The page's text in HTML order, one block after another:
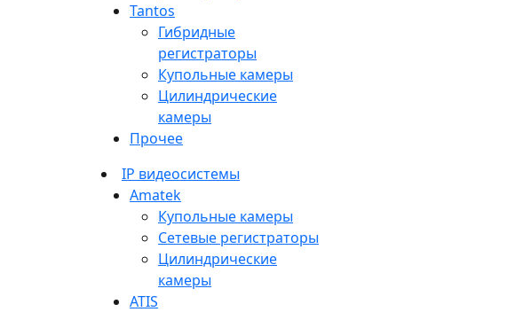
Tantos
Гибридные
регистраторы
Купольные камеры
Цилиндрические
камеры
Прочее
IP видеосистемы
Amatek
Купольные камеры
Сетевые регистраторы
Цилиндрические
камеры
ATIS